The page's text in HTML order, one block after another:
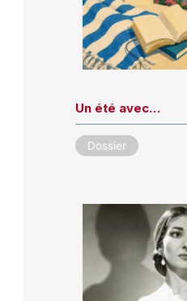
Un été avec…
Dossier